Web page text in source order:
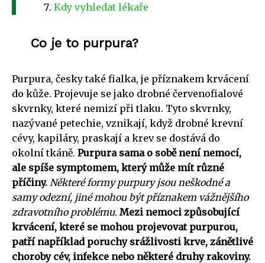
Kdy vyhledat lékaře
Co je to purpura?
Purpura, česky také fialka, je příznakem krvácení
do kůže. Projevuje se jako drobné červenofialové
skvrnky, které nemizí při tlaku. Tyto skvrnky,
nazývané petechie, vznikají, když drobné krevní
cévy, kapiláry, praskají a krev se dostává do
okolní tkáně. Purpura sama o sobě není nemocí,
ale spíše symptomem, který může mít různé
příčiny. Některé formy purpury jsou neškodné a
samy odezní, jiné mohou být příznakem vážnějšího
zdravotního problému. Mezi nemoci způsobující
krvácení, které se mohou projevovat purpurou,
patří například poruchy srážlivosti krve, zánětlivé
choroby cév, infekce nebo některé druhy rakoviny.